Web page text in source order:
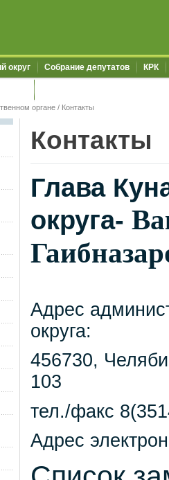
округ Собрание депутатов КРК
органе / Контакты
Контакты
Глава
округа-
Адрес
округа:
456730,
103
тел./факс
Адрес